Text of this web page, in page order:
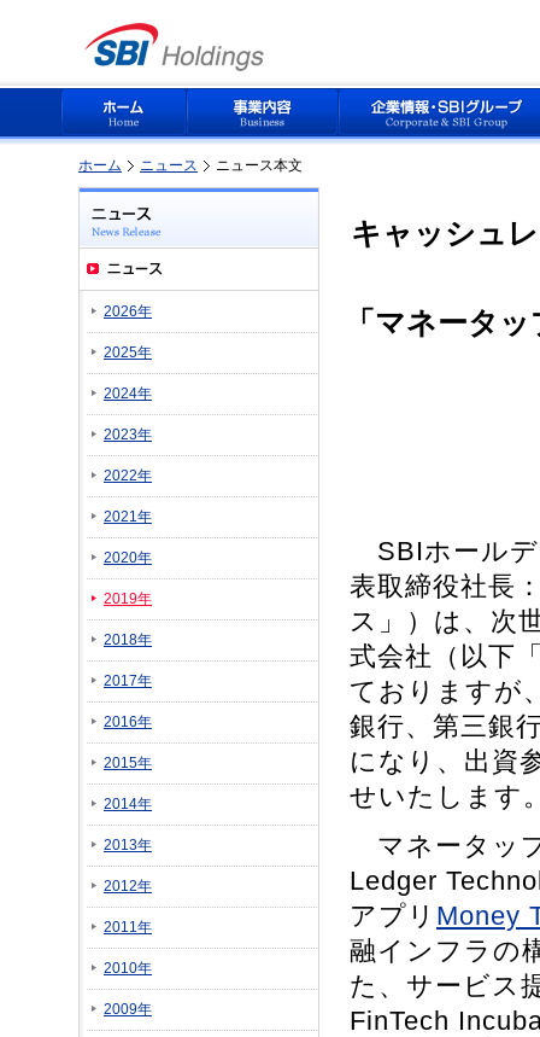
ホーム ニュース ニュース本文
キャッシュ
「マネータ
SBIホールデ
表取締役社長
ス」）は、次
式会社（以下
ておりますが
銀行、第三銀
になり、出資
せいたします
マネータッ
Ledger
アプリ Money
融インフラの
た、サービス
FinTech
2026年
2025年
2024年
2023年
2022年
2021年
2020年
2019年
2018年
2017年
2016年
2015年
2014年
2013年
2012年
2011年
2010年
2009年